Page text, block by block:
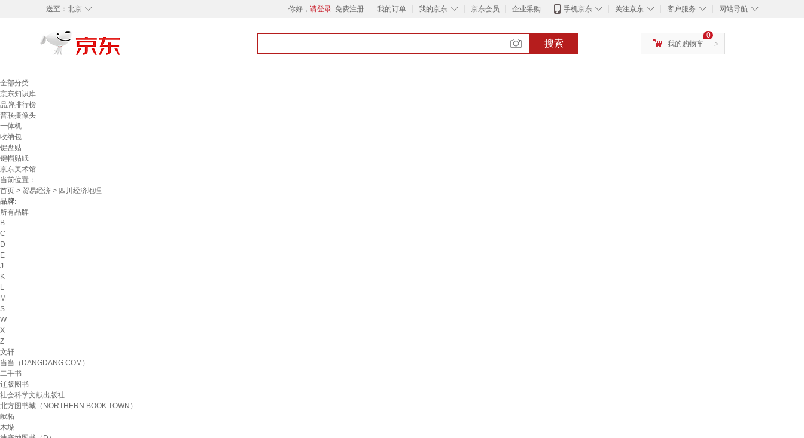
◇
送至： 北京 你好， 请登录 免费注册 我的订单 ◇
我的京东 京东会员 企业采购 ◇
手机京东 ◇
关注京东 ◇
客户服务 ◇
网站导航
搜索 >
0
我的购物车
全部分类
京东知识库
品牌排行榜
普联摄像头
一体机
收纳包
键盘贴
键帽贴纸
京东美术馆
当前位置：
首页 > 贸易经济 > 四川经济地理
品牌:
所有品牌
B
C
D
E
J
K
L
M
S
W
X
Z
文轩
当当（DANGDANG.COM）
二手书
辽版图书
社会科学文献出版社
北方图书城（NORTHERN BOOK TOWN）
献柘
木垛